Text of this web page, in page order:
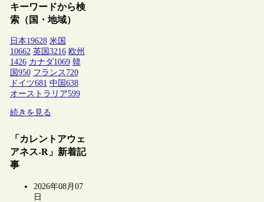
キーワードから検
索（国・地域）
日本19628 米国
10662 英国 3216 欧州
1426 カナダ1069 韓
国 950 フランス 720
ドイツ681 中国 638
オーストラリア599
続きを見る
「カレントアウェ
アネス-R」新着記
事
2026年08月07
日